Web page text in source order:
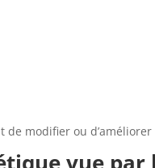
modifier ou
vue par